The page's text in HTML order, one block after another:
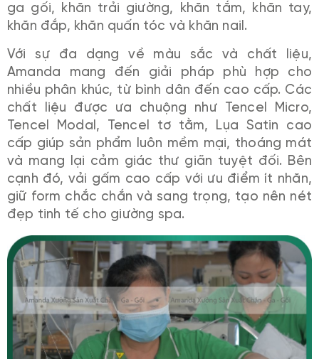
ga gối, khăn trải giường, khăn tắm, khăn tay,
khăn đắp, khăn quấn tóc và khăn nail.
Với sự đa dạng về màu sắc và chất liệu,
Amanda mang đến giải pháp phù hợp cho
nhiều phân khúc, từ bình dân đến cao cấp. Các
chất liệu được ưa chuộng như Tencel Micro,
Tencel Modal, Tencel tơ tằm, Lụa Satin cao
cấp giúp sản phẩm luôn mềm mại, thoáng mát
và mang lại cảm giác thư giãn tuyệt đối. Bên
cạnh đó, vải gấm cao cấp với ưu điểm ít nhăn,
giữ form chắc chắn và sang trọng, tạo nên nét
đẹp tinh tế cho giường spa.